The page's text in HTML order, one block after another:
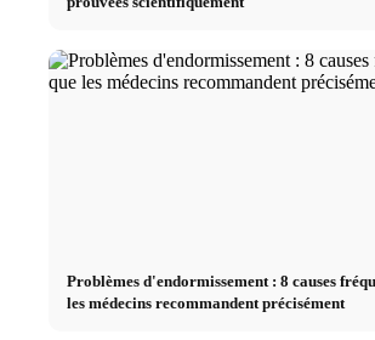
Problèmes d'endormissement : 8 causes
les médecins recommandent précisément